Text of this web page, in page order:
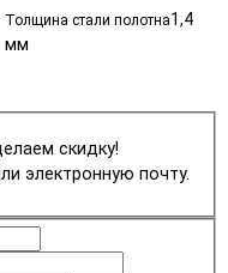
Толщина стали полотна1,4
мм
скидку!
электронную почту.